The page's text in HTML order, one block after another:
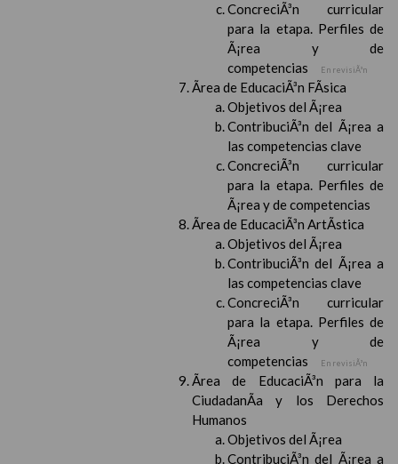
ConcreciÃ³n curricular
para la etapa. Perfiles de
Ã¡rea y de
competencias
En revisiÃ³n
Ãrea de EducaciÃ³n FÃ­sica
Objetivos del Ã¡rea
ContribuciÃ³n del Ã¡rea a
las competencias clave
ConcreciÃ³n curricular
para la etapa. Perfiles de
Ã¡rea y de competencias
Ãrea de EducaciÃ³n ArtÃ­stica
Objetivos del Ã¡rea
ContribuciÃ³n del Ã¡rea a
las competencias clave
ConcreciÃ³n curricular
para la etapa. Perfiles de
Ã¡rea y de
competencias
En revisiÃ³n
Ãrea de EducaciÃ³n para la
CiudadanÃ­a y los Derechos
Humanos
Objetivos del Ã¡rea
ContribuciÃ³n del Ã¡rea a